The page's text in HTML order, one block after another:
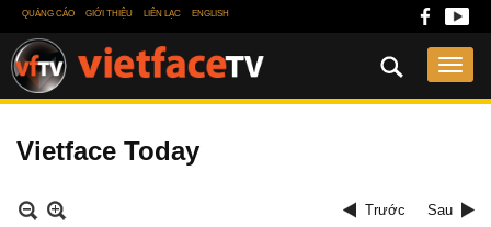
QUẢNG CÁO GIỚI THIỆU LIÊN LẠC ENGLISH
Vietface Today
Trước Sau